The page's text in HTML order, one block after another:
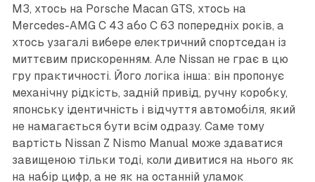
M3, хтось на Porsche Macan GTS, хтось на
Mercedes-AMG C 43 або C 63 попередніх років, а
хтось узагалі вибере електричний спортседан із
миттєвим прискоренням. Але Nissan не грає в цю
гру практичності. Його логіка інша: він пропонує
механічну рідкість, задній привід, ручну коробку,
японську ідентичність і відчуття автомобіля, який
не намагається бути всім одразу. Саме тому
вартість Nissan Z Nismo Manual може здаватися
завищеною тільки тоді, коли дивитися на нього як
на набір цифр, а не як на останній уламок